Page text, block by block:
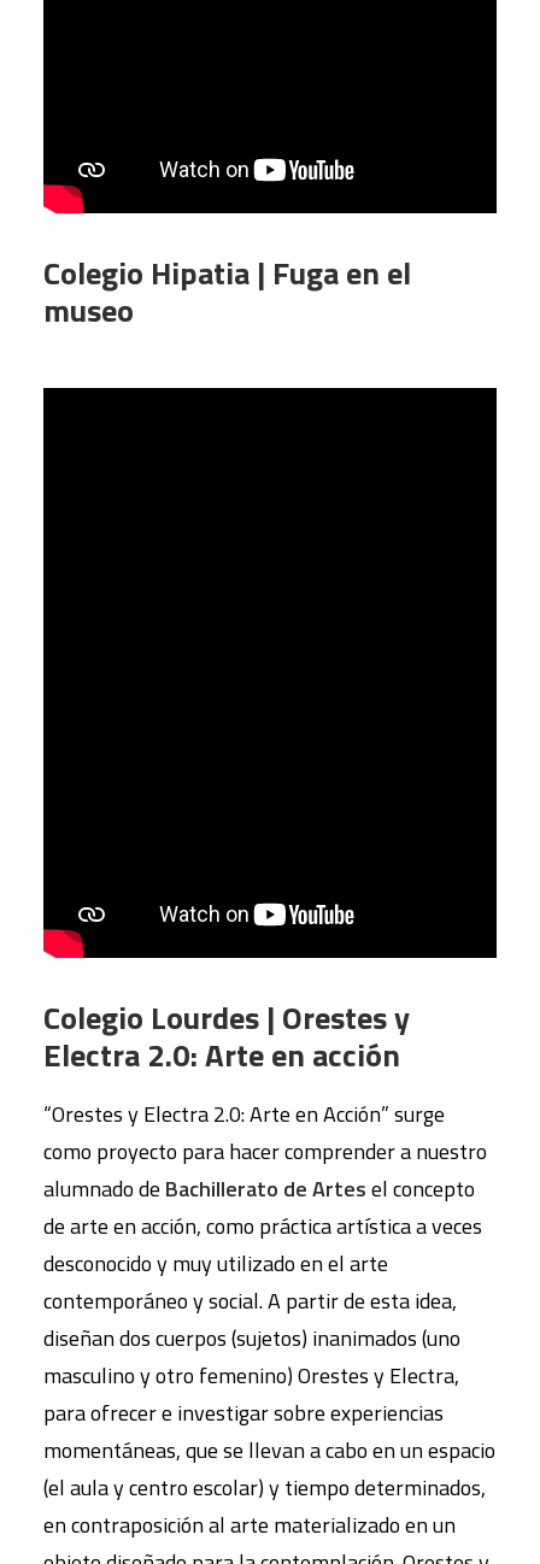
Colegio Hipatia | Fuga en el
museo
Colegio Lourdes | Orestes y
Electra 2.0: Arte en acción
“Orestes y Electra 2.0: Arte en Acción” surge
como proyecto para hacer comprender a nuestro
alumnado de Bachillerato de Artesel concepto
de arte en acción, como práctica artística a veces
desconocido y muy utilizado en el arte
contemporáneo y social. A partir de esta idea,
diseñan dos cuerpos (sujetos) inanimados (uno
masculino y otro femenino) Orestes y Electra,
para ofrecer e investigar sobre experiencias
momentáneas, que se llevan a cabo en un espacio
(el aula y centro escolar) y tiempo determinados,
en contraposición al arte materializado en un